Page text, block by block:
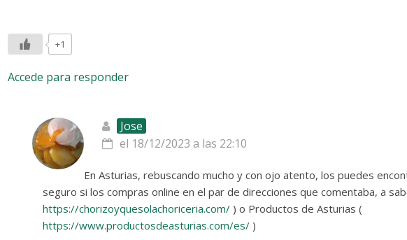
+1
Accede para responder
Jose
el 18/12/2023 a las 22:10
En Asturias, rebuscando mucho y con ojo atento, los puedes
seguro si los compras online en el par de direcciones que comentaba, a
https://chorizoyquesolachoriceria.com/) o Productos de Asturias (
https://www.productosdeasturias.com/es/)